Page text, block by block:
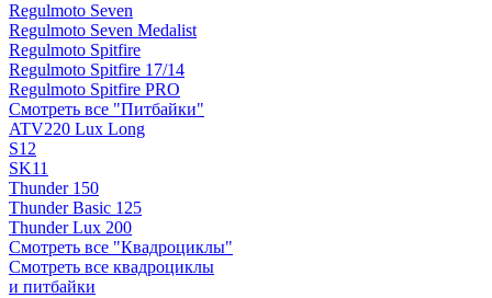
Regulmoto Seven
Regulmoto Seven Medalist
Regulmoto Spitfire
Regulmoto Spitfire 17/14
Regulmoto Spitfire PRO
Смотреть все "Питбайки"
ATV220 Lux Long
S12
SK11
Thunder 150
Thunder Basic 125
Thunder Lux 200
Смотреть все "Квадроциклы"
Смотреть все квадроциклы
и питбайки